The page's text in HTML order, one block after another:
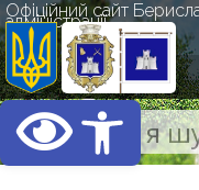
Офіційний сайт
адміністрації